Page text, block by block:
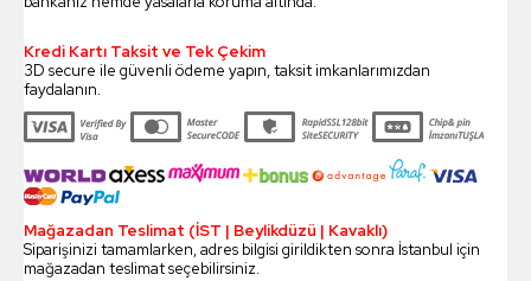
Kredi Kartı Taksit ve Tek Çekim
3D secure ile güvenli ödeme yapın, taksit imkanlarımızdan
faydalanın.
Mağazadan Teslimat (İST | Beylikdüzü | Kavaklı)
Siparişinizi tamamlarken, adres bilgisi girildikten sonra İstanbul için
mağazadan teslimat seçebilirsiniz.